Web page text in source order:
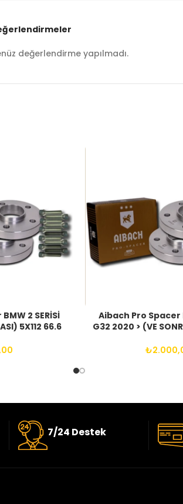
değerlendirme yapılmadı.
2 SERİSİ
5X112 66.6
Aibach Pro Spacer
G32 2020 > (VE
₺
7/24 Destek